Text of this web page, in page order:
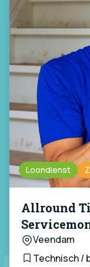
Loondienst
Allround
Veendam
Technisch /